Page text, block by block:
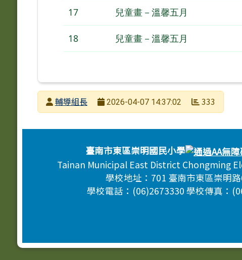
17 兒童畫－溫馨五月
18 兒童畫－溫馨五月
發布者輔導組長
2026-04-07 14:37:02 333
頁尾區域內容臺南市東區崇明國民小學
Tainan Municipal East District Chongming
學校地址：701 臺南市東區崇明
學校電話：(06)2673330 學校傳真：